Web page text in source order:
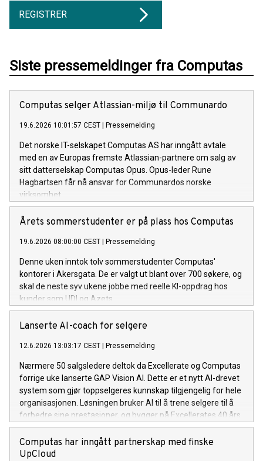
REGISTRER
Siste pressemeldinger fra Computas
Computas selger Atlassian-miljø til Communardo
19.6.2026 10:01:57 CEST | Pressemelding
Det norske IT-selskapet Computas AS har inngått avtale
med en av Europas fremste Atlassian-partnere om salg av
sitt datterselskap Computas Opus. Opus-leder Rune
Hagbartsen får nå ansvar for Communardos norske
virksomhet.
Årets sommerstudenter er på plass hos Computas
19.6.2026 08:00:00 CEST | Pressemelding
Denne uken inntok tolv sommerstudenter Computas'
kontorer i Akersgata. De er valgt ut blant over 700 søkere, og
skal de neste syv ukene jobbe med reelle KI-oppdrag hos
kunder som UDI og Azets.
Lanserte AI-coach for selgere
12.6.2026 13:03:17 CEST | Pressemelding
Nærmere 50 salgsledere deltok da Excellerate og Computas
forrige uke lanserte GAP Vision AI. Dette er et nytt AI-drevet
system som gjør toppselgeres kunnskap tilgjengelig for hele
organisasjonen. Løsningen bruker AI til å trene selgere til å
forbedre sine prestasjoner, og bygger på Excellerates 40 års
salgsmetodikk fra 5 000 bedrifter og over 500 000 trente
selgere. Computas er Excellerates teknologipartner og har
bidratt med solid AI-kompetanse i utviklingen av løsningen.
Computas har inngått partnerskap med finske
UpCloud